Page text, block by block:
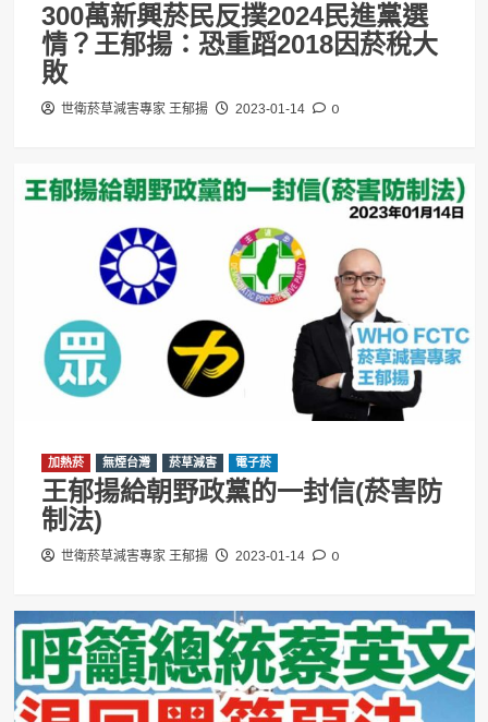
300萬新興菸民反撲2024民進黨選
情？王郁揚：恐重蹈2018因菸稅大
敗
世衛菸草減害專家 王郁揚 2023-01-14 0
加熱菸 無煙台灣 菸草減害 電子菸
王郁揚給朝野政黨的一封信(菸害防
制法)
世衛菸草減害專家 王郁揚 2023-01-14 0